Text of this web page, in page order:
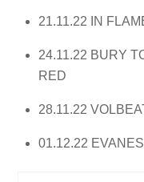
21.11.22 IN
24.11.22 BURY
RED
28.11.22
01.12.22